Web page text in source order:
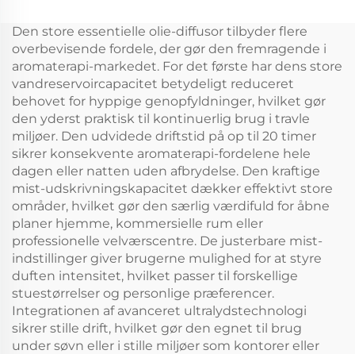
Elektronisk duft
vandfri hvac diffuser
Hotel
Atomizer
Den store essentielle olie-diffusor tilbyder flere
overbevisende fordele, der gør den fremragende i
aromaterapi-markedet. For det første har dens store
vandreservoircapacitet betydeligt reduceret
behovet for hyppige genopfyldninger, hvilket gør
den yderst praktisk til kontinuerlig brug i travle
miljøer. Den udvidede driftstid på op til 20 timer
sikrer konsekvente aromaterapi-fordelene hele
dagen eller natten uden afbrydelse. Den kraftige
mist-udskrivningskapacitet dækker effektivt store
områder, hvilket gør den særlig værdifuld for åbne
planer hjemme, kommersielle rum eller
professionelle velværscentre. De justerbare mist-
indstillinger giver brugerne mulighed for at styre
duften intensitet, hvilket passer til forskellige
stuestørrelser og personlige præferencer.
Integrationen af avanceret ultralydstechnologi
sikrer stille drift, hvilket gør den egnet til brug
under søvn eller i stille miljøer som kontorer eller